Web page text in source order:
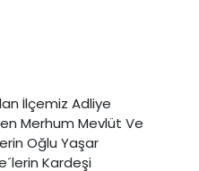
İlçemiz Adliye
Merhum Mevlüt Ve
Oğlu Yaşar
Kardeşi